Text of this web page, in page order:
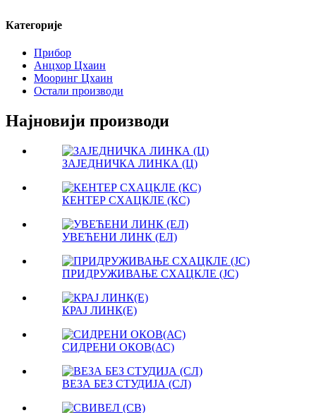
Категорије
Прибор
Анцхор Цхаин
Мооринг Цхаин
Остали производи
Најновији производи
ЗАЈЕДНИЧКА ЛИНКА (Ц)
КЕНТЕР СХАЦКЛЕ (КС)
УВЕЋЕНИ ЛИНК (ЕЛ)
ПРИДРУЖИВАЊЕ СХАЦКЛЕ (ЈС)
КРАЈ ЛИНК(Е)
СИДРЕНИ ОКОВ(АС)
ВЕЗА БЕЗ СТУДИЈА (СЛ)